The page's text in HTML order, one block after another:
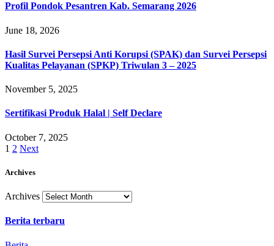
Profil Pondok Pesantren Kab. Semarang 2026
June 18, 2026
Hasil Survei Persepsi Anti Korupsi (SPAK) dan Survei Persepsi
Kualitas Pelayanan (SPKP) Triwulan 3 – 2025
November 5, 2025
Sertifikasi Produk Halal | Self Declare
October 7, 2025
1 2 Next
Archives
Archives
Berita terbaru